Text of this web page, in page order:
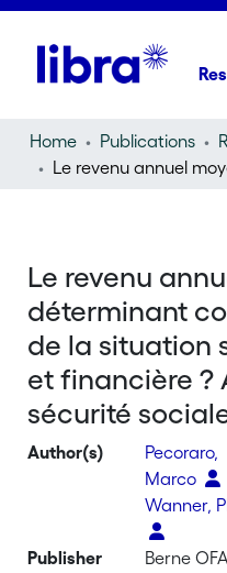
Home Publications
Le revenu
déterminant
de la situation
et financière ?
sécurité
Author(s)
Pecoraro,
Marco
Wanner,
Publisher
Berne